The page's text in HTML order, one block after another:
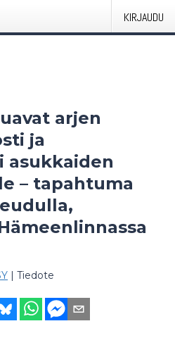
KIRJAUDU
arjen
ja
asukkaiden
– tapahtuma
| Tiedote